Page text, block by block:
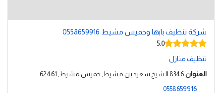
شركة تنظيف بابها وخميس مشيط 0558659916
5.0
تنظيف منازل
العنوان 8346 الشيخ سعيد بن مشيط, خميس مشيط, 62461
0558659916